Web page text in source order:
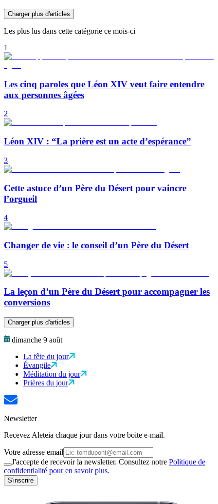
Charger plus d'articles
Les plus lus dans cette catégorie ce mois-ci
1
Les cinq paroles que Léon XIV veut faire entendre
aux personnes âgées
2
Léon XIV : “La prière est un acte d’espérance”
3
Cette astuce d’un Père du Désert pour vaincre
l’orgueil
4
Changer de vie : le conseil d’un Père du Désert
5
La leçon d’un Père du Désert pour accompagner les
conversions
Charger plus d'articles
dimanche 9 août
La fête du jour
Évangile
Méditation du jour
Prières du jour
Newsletter
Recevez Aleteia chaque jour dans votre boite e-mail.
Votre adresse email
J'accepte de recevoir la newsletter. Consultez notre Politique de
confidentialité pour en savoir plus.
S'inscrire